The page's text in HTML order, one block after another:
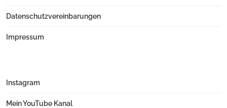
Datenschutzvereinbarungen
Impressum
Instagram
Mein YouTube Kanal